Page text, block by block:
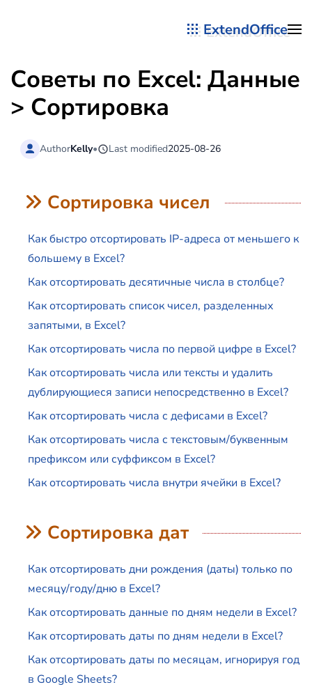
ExtendOffice
Советы по Excel: Данные
> Сортировка
AuthorKelly• Last modified2025-08-26
Сортировка чисел
Как быстро отсортировать IP-адреса от меньшего к
большему в Excel?
Как отсортировать десятичные числа в столбце?
Как отсортировать список чисел, разделенных
запятыми, в Excel?
Как отсортировать числа по первой цифре в Excel?
Как отсортировать числа или тексты и удалить
дублирующиеся записи непосредственно в Excel?
Как отсортировать числа с дефисами в Excel?
Как отсортировать числа с текстовым/буквенным
префиксом или суффиксом в Excel?
Как отсортировать числа внутри ячейки в Excel?
Сортировка дат
Как отсортировать дни рождения (даты) только по
месяцу/году/дню в Excel?
Как отсортировать данные по дням недели в Excel?
Как отсортировать даты по дням недели в Excel?
Как отсортировать даты по месяцам, игнорируя год
в Google Sheets?